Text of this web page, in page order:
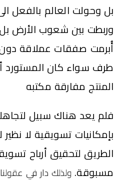
بل وحولت العالم بالفعل
وربطت بين شعوب الأرض
أُبرمت صفقات عملاقة
طرف سواء كان المستورد
المنتج مفارقة مكتبه
فلميعد هناك سبيل
بإمكانيات تسويقية لا
الطريق لتحقيق أرباح
مسبوقة. ولذلك دار في